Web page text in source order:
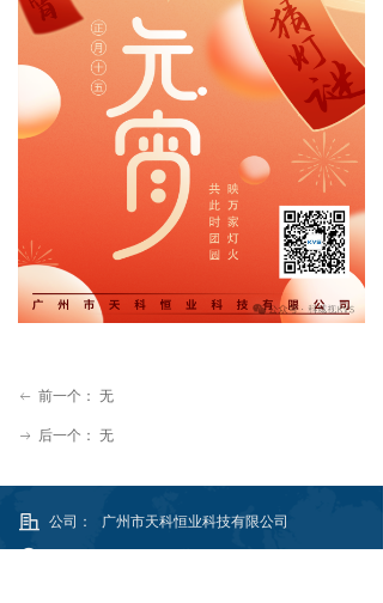
ꂃ 前一个： 无
ꁹ 后一个： 无
公司：
广州市天科恒业科技有限公司